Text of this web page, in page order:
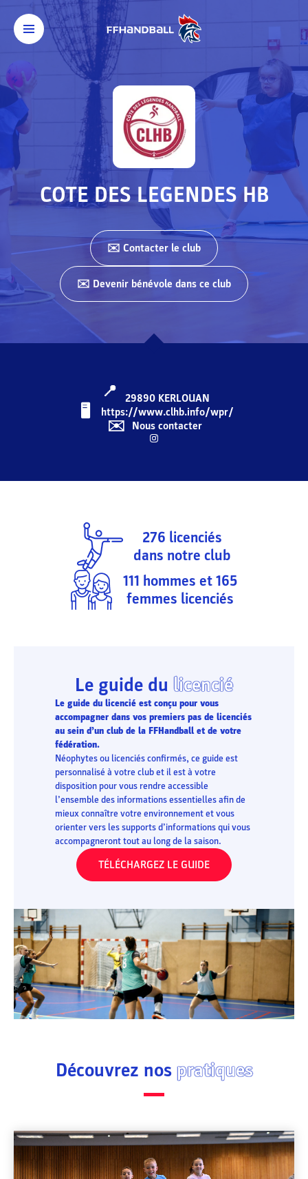
COTE DES LEGENDES HB
✉️ Contacter le club
✉️ Devenir bénévole dans ce club
📍 29890 KERLOUAN
🖥️️️ https://www.clhb.info/wpr/
✉️ Nous contacter
276 licenciés
dans notre club
111 hommes et165
femmes licenciés
Le guide du licencié
Le guide du licencié est conçu pour vous
accompagner dans vos premiers pas de licenciés
au sein d’un club de la FFHandball et de votre
fédération.
Néophytes ou licenciés confirmés, ce guide est
personnalisé à votre club et il est à votre
disposition pour vous rendre accessible
l’ensemble des informations essentielles afin de
mieux connaître votre environnement et vous
orienter vers les supports d’informations qui vous
accompagneront tout au long de la saison.
TÉLÉCHARGEZ LE GUIDE
Découvrez nos pratiques